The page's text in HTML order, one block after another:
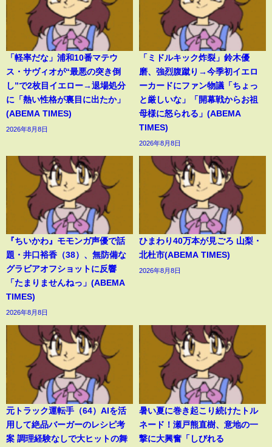
「軽率だな」浦和10番マテウ
ス・サヴィオが“最悪の突き倒
し”で2枚目イエロー→退場処分
に「熱い性格が裏目に出たか」
(ABEMA TIMES)
2026年8月8日
「ミドルキック炸裂」鈴木優
磨、強烈腹蹴り→今季初イエロ
ーカードにファン物議「ちょっ
と厳しいな」「開幕戦からお祖
母様に怒られる」(ABEMA
TIMES)
2026年8月8日
『ちいかわ』モモンガ声優で話
題・井口裕香（38）、無防備な
グラビアオフショットに反響
「たまりませんねっ」(ABEMA
TIMES)
2026年8月8日
ひまわり40万本が見ごろ 山梨・
北杜市(ABEMA TIMES)
2026年8月8日
元トラック運転手（64）AIを活
用して絶品バーガーのレシピ考
案 調理経験なしで大ヒットの舞
暑い夏に巻き起こり続けたトル
ネード！瀬戸熊直樹、意地の一
撃に大興奮「しびれる